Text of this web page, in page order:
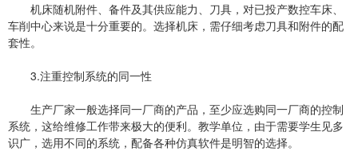
机床随机附件、备件及其供应能力、刀具，对已投产数控车床、
车削中心来说是十分重要的。选择机床，需仔细考虑刀具和附件的配
套性。
3.注重控制系统的同一性
生产厂家一般选择同一厂商的产品，至少应选购同一厂商的控制
系统，这给维修工作带来极大的便利。教学单位，由于需要学生见多
识广，选用不同的系统，配备各种仿真软件是明智的选择。